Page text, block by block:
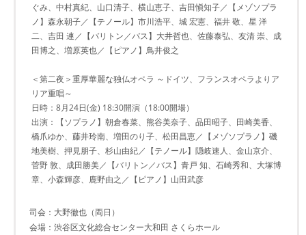
ぐみ、中村真紀、山口清子、横山恵子、吉田愼知子／【メゾソプラ
ノ】森永朝子／【テノール】市川浩平、城 宏憲、福井 敬、星 洋
二、吉田 連／【バリトン／バス】大井哲也、佐藤泰弘、友清 崇、成
田博之、増原英也／【ピアノ】鳥井俊之
＜第二夜＞重厚華麗な独仏オペラ ～ドイツ、フランスオペラよりア
リア重唱～
日時：8月24日(金) 18:30開演（18:00開場）
出演：【ソプラノ】朝倉春菜、熊谷美奈子、品田昭子、田崎美香、
橋爪ゆか、藤井玲南、増田のり子、松田昌恵／【メゾソプラノ】磯
地美樹、押見朋子、杉山由紀／【テノール】隠岐速人、金山京介、
菅野 敦、成田勝美／【バリトン／バス】青戸 知、石崎秀和、大塚博
章、小森輝彦、鹿野由之／【ピアノ】山田武彦
司会：大野徹也（両日）
会場：渋谷区文化総合センター大和田 さくらホール